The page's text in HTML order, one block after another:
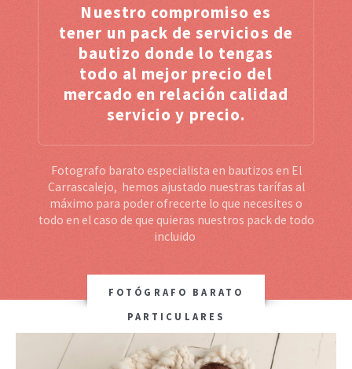
Nuestro compromiso es
tener un pack de servicios de
bautizo donde lo tengas
todo al mejor precio del
mercado en relación calidad
servicio y precio.
Fotografo barato especialista en bautizos en El
Carrascalejo, hemos ajustado nuestras tarífas al
máximo para poder ofrecerte lo que necesites o
todo en el caso de que quieras nuestros pack de todo
incluido
FOTÓGRAFO BARATO
PARTICULARES